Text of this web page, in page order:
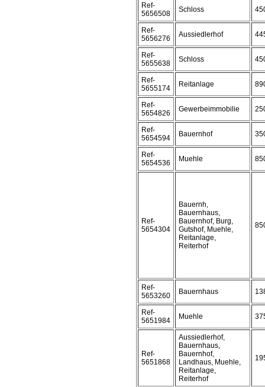
Ref-
5656508
Schloss
Ref-
5656276
Aussiedlerhof
Ref-
5655638
Schloss
Ref-
5655174
Reitanlage
Ref-
5654826
Gewerbeimmobilie
Ref-
5654594
Bauernhof
Ref-
5654536
Muehle
Ref-
5654304
Bauernh,
Bauernhaus,
Bauernhof, Burg,
Gutshof, Muehle,
Reitanlage,
Reiterhof
Ref-
5653260
Bauernhaus
Ref-
5651984
Muehle
Ref-
5651868
Aussiedlerhof,
Bauernhaus,
Bauernhof,
Landhaus, Muehle,
Reitanlage,
Reiterhof